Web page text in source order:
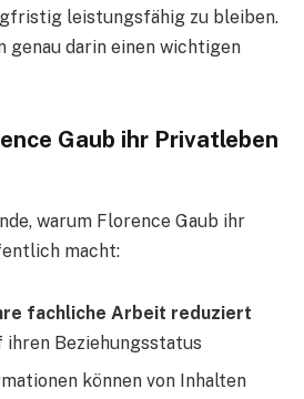
leistungsfähig zu bleiben.
genau darin einen wichtigen
Gaub ihr Privatleben
warum Florence Gaub ihr
macht:
fachliche Arbeit reduziert
ihren Beziehungsstatus
können von Inhalten